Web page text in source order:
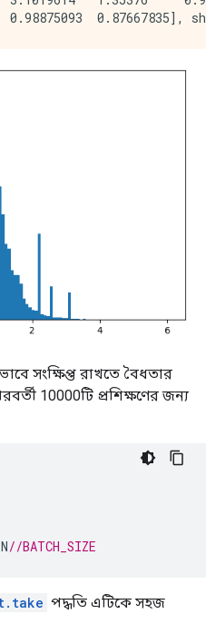
সংক্ষিপ্ত রাখতে বৈধতার
10000টি প্রশিক্ষণের জন্য
//BATCH_SIZE
পদ্ধতি এটিকে সহজ